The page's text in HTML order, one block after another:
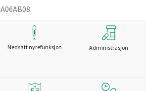
A06AB08
Nedsatt nyrefunksjon Administrasjon